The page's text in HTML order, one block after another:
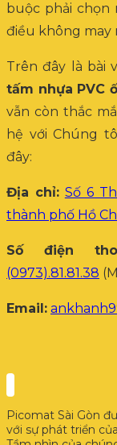
buộc phải
điều không may
Trên đây là bài
tấm nhựa PVC
vẫn còn thắc
hệ với Chúng
đây:
Địa chỉ: Số 6
thành phố Hồ
Số điện
(0973).81.81.38
Email:
Picomat Sài Gòn
với sự phát triển